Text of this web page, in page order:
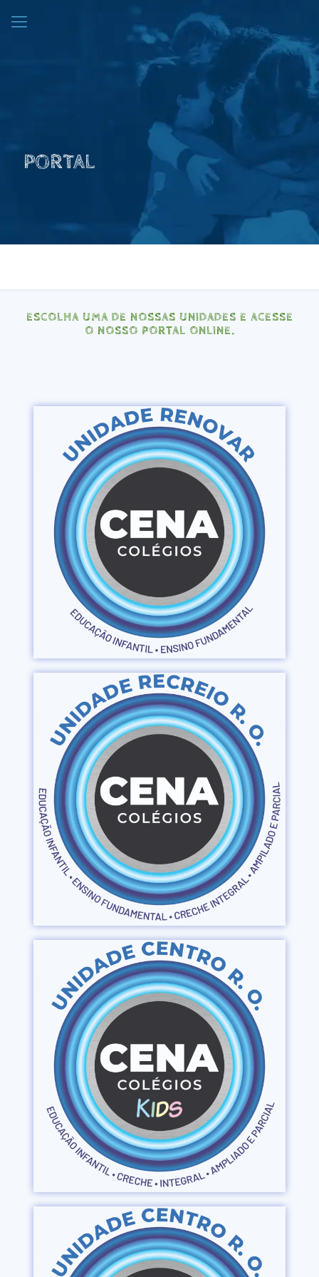
PORTAL
ESCOLHA UMA DE NOSSAS UNIDADES E ACESSE
O NOSSO PORTAL ONLINE.